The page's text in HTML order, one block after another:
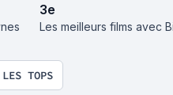
3e
Les meilleurs films avec
TOPS